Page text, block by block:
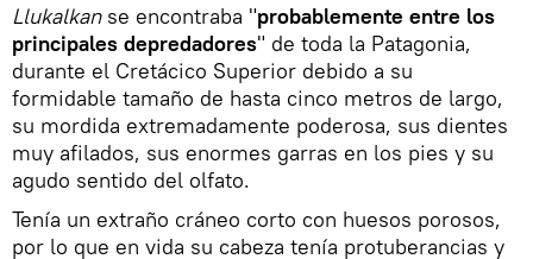
Llukalkanse encontraba "probablemente entre los
principales depredadores" de toda la Patagonia,
durante el Cretácico Superior debido a su
formidable tamaño de hasta cinco metros de largo,
su mordida extremadamente poderosa, sus dientes
muy afilados, sus enormes garras en los pies y su
agudo sentido del olfato.
Tenía un extraño cráneo corto con huesos porosos,
por lo que en vida su cabeza tenía protuberancias y